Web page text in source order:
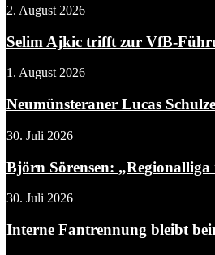
2. August 2026
Selim Ajkic trifft zur VfB-
1. August 2026
Neumünsteraner Lucas
30. Juli 2026
Björn Sörensen: „Regionalliga
30. Juli 2026
Interne Fantrennung bleibt